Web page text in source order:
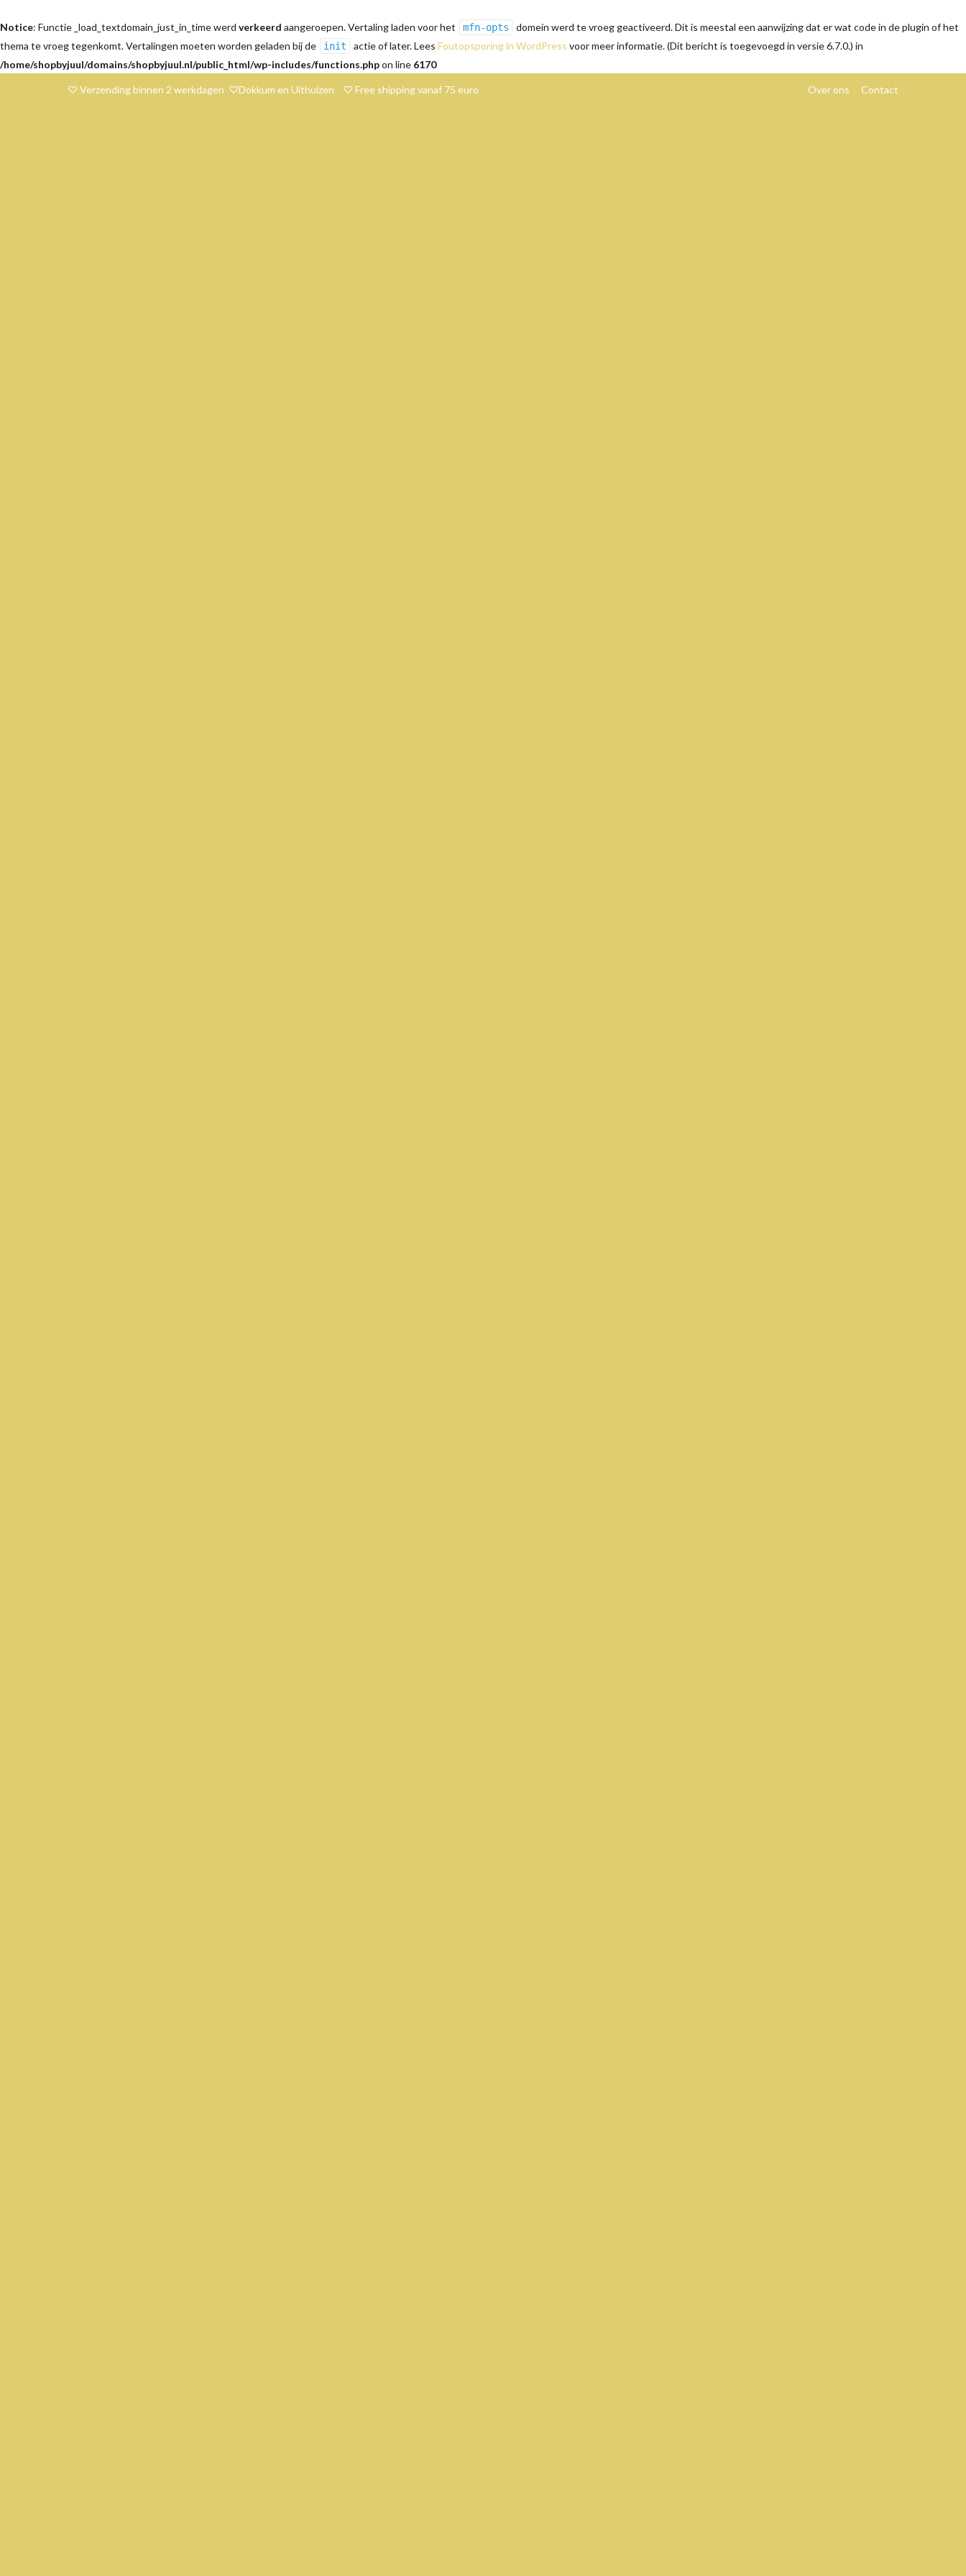
Notice: Functie _load_textdomain_just_in_time werd verkeerd aangeroepen. Vertaling laden voor het mfn-opts
domein werd te vroeg geactiveerd. Dit is meestal een aanwijzing dat er wat code in de plugin of het
thema te vroeg tegenkomt. Vertalingen moeten worden geladen bij de
init actie of later. Lees Foutopsporing in WordPress voor meer informatie. (Dit bericht is toegevoegd in versie 6.7.0.) in
/home/shopbyjuul/domains/shopbyjuul.nl/public_html/wp-includes/functions.phpon line 6170
♡ Verzending binnen 2 werkdagen ♡Dokkum en Uithuizen ♡ Free shipping vanaf 75 euro Over ons Contact